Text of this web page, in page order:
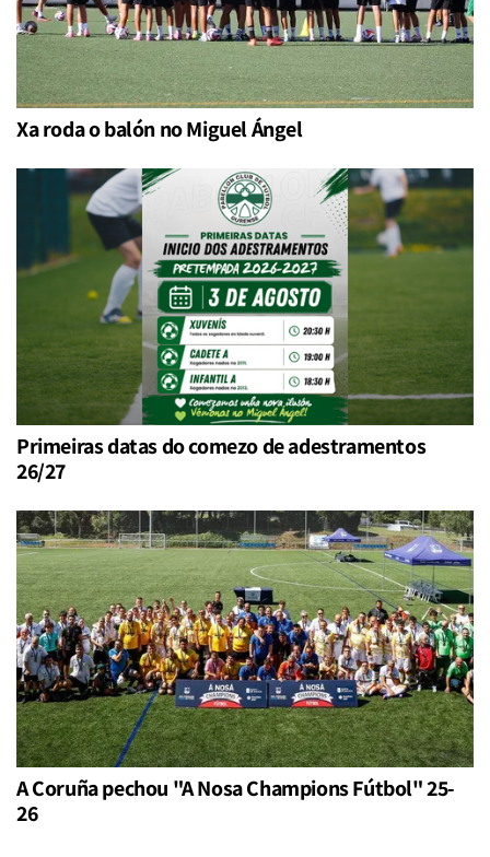
Xa roda o balón no Miguel Ángel
Primeiras datas do comezo de adestramentos
26/27
A Coruña pechou "A Nosa Champions Fútbol" 25-
26